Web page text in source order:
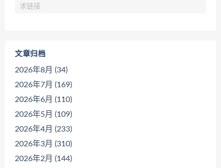
求链接
文章归档
2026年8月 (34)
2026年7月 (169)
2026年6月 (110)
2026年5月 (109)
2026年4月 (233)
2026年3月 (310)
2026年2月 (144)